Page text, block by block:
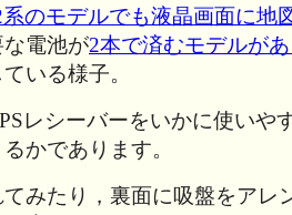
系のモデルでも液晶画面に地
な電池が2本で済むモデルが
いる様子。
レシーバーをいかに使いや
かであります。
みたり，裏面に吸盤をアレ